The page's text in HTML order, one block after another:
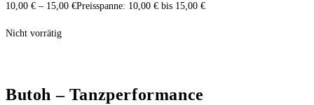
10,00 € – 15,00 €Preisspanne: 10,00 € bis 15,00 €
Nicht vorrätig
Butoh – Tanzperformance